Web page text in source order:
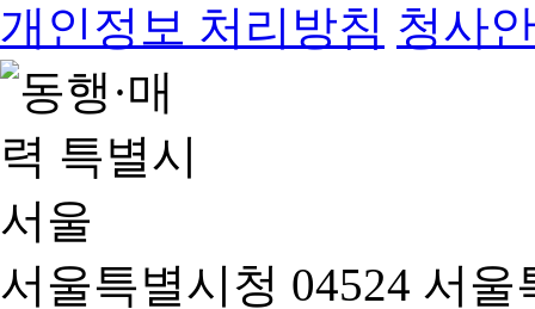
개인정보 처리방침 청사
서울특별시청 04524 서